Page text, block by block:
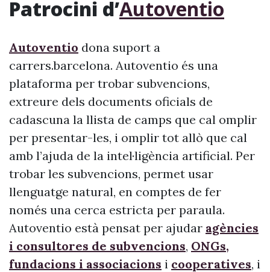
Patrocini d’Autoventio
Autoventio dona suport a
carrers.barcelona. Autoventio és una
plataforma per trobar subvencions,
extreure dels documents oficials de
cadascuna la llista de camps que cal omplir
per presentar-les, i omplir tot allò que cal
amb l’ajuda de la intel·ligència artificial. Per
trobar les subvencions, permet usar
llenguatge natural, en comptes de fer
només una cerca estricta per paraula.
Autoventio està pensat per ajudar agències
i consultores de subvencions, ONGs,
fundacions i associacions i cooperatives, i